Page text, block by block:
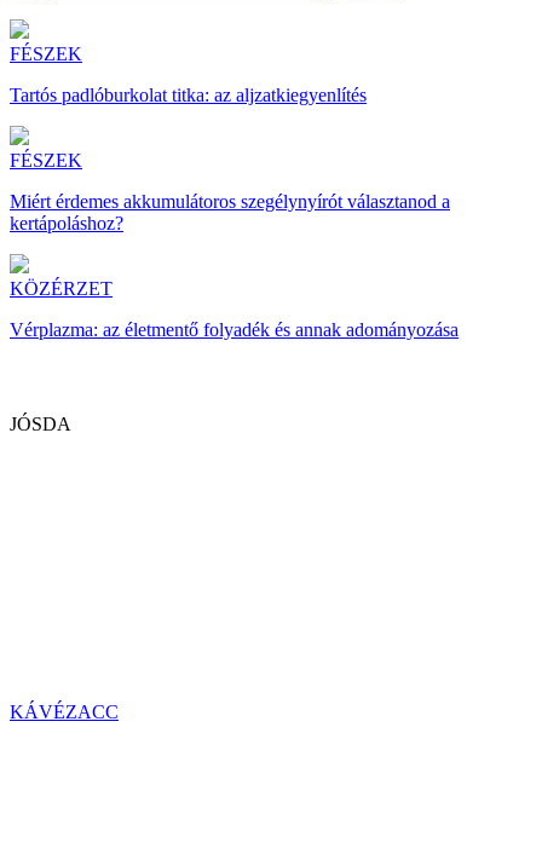
FÉSZEK
Tartós padlóburkolat titka: az aljzatkiegyenlítés
FÉSZEK
Miért érdemes akkumulátoros szegélynyírót választanod a
kertápoláshoz?
KÖZÉRZET
Vérplazma: az életmentő folyadék és annak adományozása
JÓSDA
KÁVÉZACC